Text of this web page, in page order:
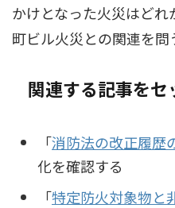
かけとなった火災はど
町ビル火災との関連を問
関連する記事をセ
「消防法の改正履歴
化を確認する
「特定防火対象物と